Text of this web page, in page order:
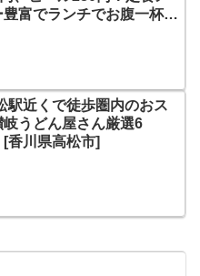
豊富でランチでお腹一杯！
駅近くで徒歩圏内のおス
岐うどん屋さん厳選6
[香川県高松市]